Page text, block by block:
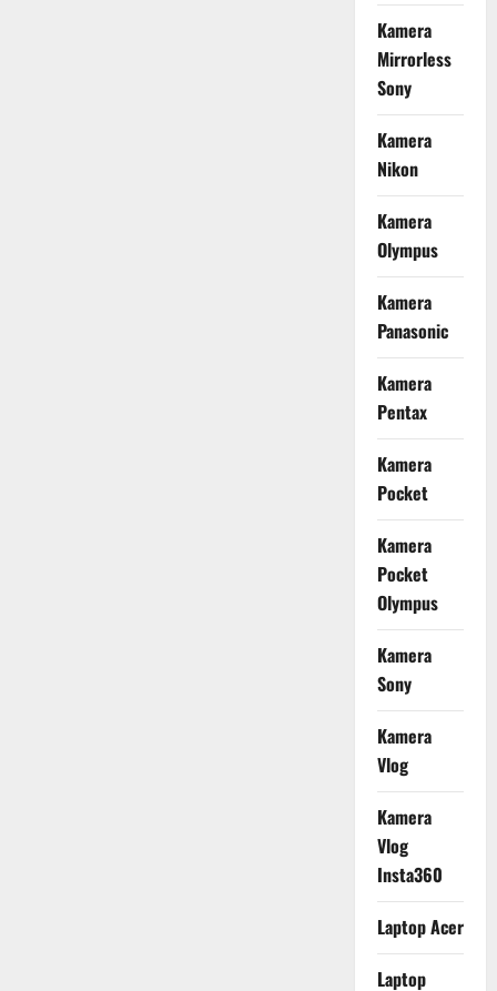
Kamera
Mirrorless
Sony
Kamera
Nikon
Kamera
Olympus
Kamera
Panasonic
Kamera
Pentax
Kamera
Pocket
Kamera
Pocket
Olympus
Kamera
Sony
Kamera
Vlog
Kamera
Vlog
Insta360
Laptop Acer
Laptop